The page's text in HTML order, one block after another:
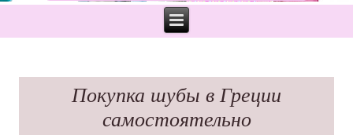
Покупка шубы в Греции
самостоятельно